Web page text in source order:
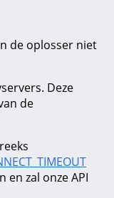
de oplosser niet
Deze
de
zal onze API